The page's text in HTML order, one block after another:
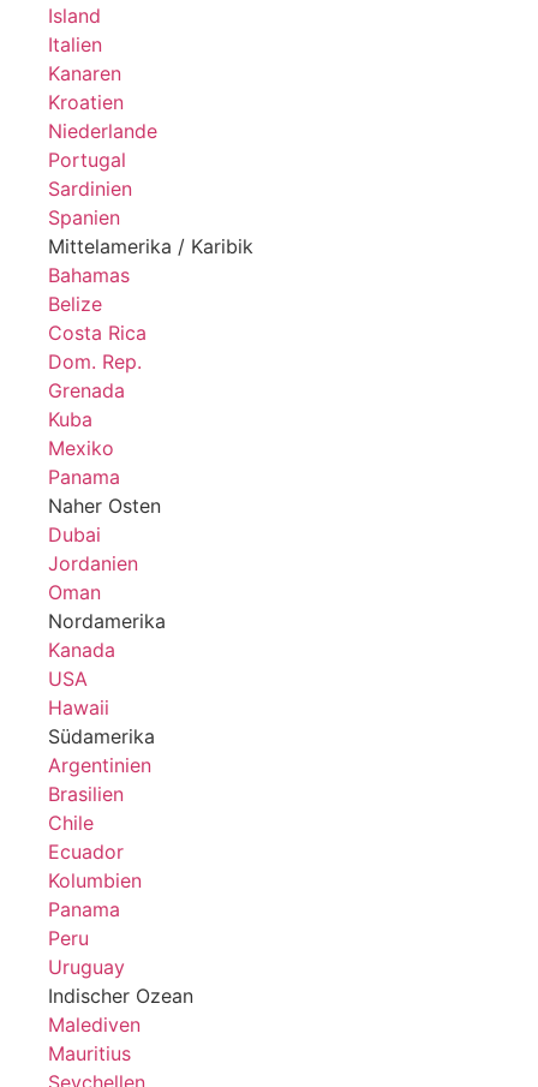
Island
Italien
Kanaren
Kroatien
Niederlande
Portugal
Sardinien
Spanien
Mittelamerika / Karibik
Bahamas
Belize
Costa Rica
Dom. Rep.
Grenada
Kuba
Mexiko
Panama
Naher Osten
Dubai
Jordanien
Oman
Nordamerika
Kanada
USA
Hawaii
Südamerika
Argentinien
Brasilien
Chile
Ecuador
Kolumbien
Panama
Peru
Uruguay
Indischer Ozean
Malediven
Mauritius
Seychellen